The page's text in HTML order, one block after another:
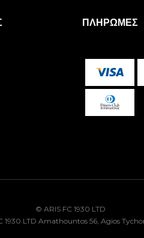
ΠΛΗΡΩΜΈΣ
© ARIS FC 1930 LTD
1930 LTD Amathountos 56, Agios